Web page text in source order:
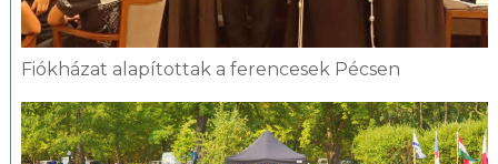
Fiókházat alapítottak a ferencesek Pécsen